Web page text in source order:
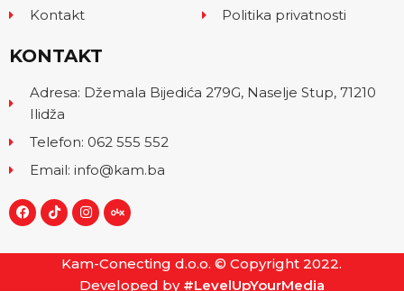
Kontakt
Politika privatnosti
KONTAKT
Adresa: Džemala Bijedića 279G, Naselje Stup, 71210
Ilidža
Telefon: 062 555 552
Email: info@kam.ba
Kam-Conecting d.o.o. © Copyright 2022.
Developed by #LevelUpYourMedia